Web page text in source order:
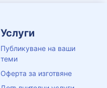
Услуги
Публикуване на ваши
теми
Оферта за изготвяне